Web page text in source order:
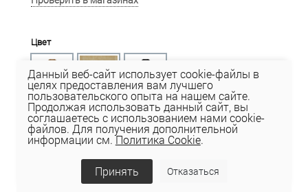
Цвет
Размер
48 50 52
Таблица размеров
Данный веб-сайт использует cookie-файлы в
целях предоставления вам лучшего
пользовательского опыта на нашем сайте.
Продолжая использовать данный сайт, вы
соглашаетесь с использованием нами cookie-
файлов. Для получения дополнительной
информации см.Политика Cookie.
Принять Отказаться